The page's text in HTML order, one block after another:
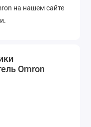
на нашем сайте
Omron